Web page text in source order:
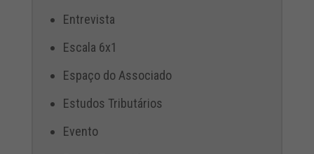
Entrevista
Escala 6x1
Espaço do Associado
Estudos Tributários
Evento